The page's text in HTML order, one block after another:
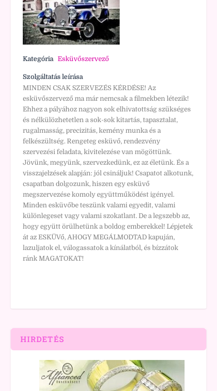
Kategória Esküvőszervező
Szolgáltatás leírása
MINDEN CSAK SZERVEZÉS KÉRDÉSE! Az
esküvőszervező ma már nemcsak a filmekben létezik!
Ehhez a pályához nagyon sok elhivatottság szükséges
és nélkülözhetetlen a sok-sok kitartás, tapasztalat,
rugalmasság, precizitás, kemény munka és a
felkészültség. Rengeteg esküvő, rendezvény
szervezési feladata, kivitelezése van mögöttünk.
Jövünk, megyünk, szervezkedünk, ez az életünk. És a
visszajelzések alapján: jól csináljuk! Csapatot alkotunk,
csapatban dolgozunk, hiszen egy esküvő
megszervezése komoly együttműködést igényel.
Minden esküvőbe teszünk valami egyedit, valami
különlegeset vagy valami szokatlant. De a legszebb az,
hogy együtt örülhetünk a boldog emberekkel! Lépjetek
át az ESKÜVő, AHOGY MEGÁLMODTAD kapuján,
lazuljatok el, válogassatok a kínálatból, és bízzátok
ránk MAGATOKAT!
HIRDETÉS